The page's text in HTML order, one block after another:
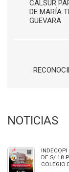
CALSUR
DE MARÍA
GUEVARA
NOTICIAS
DE S/ 18
COLEGIO